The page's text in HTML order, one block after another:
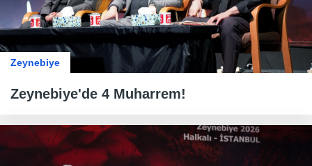
Zeynebiye
Zeynebiye'de 4 Muharrem!